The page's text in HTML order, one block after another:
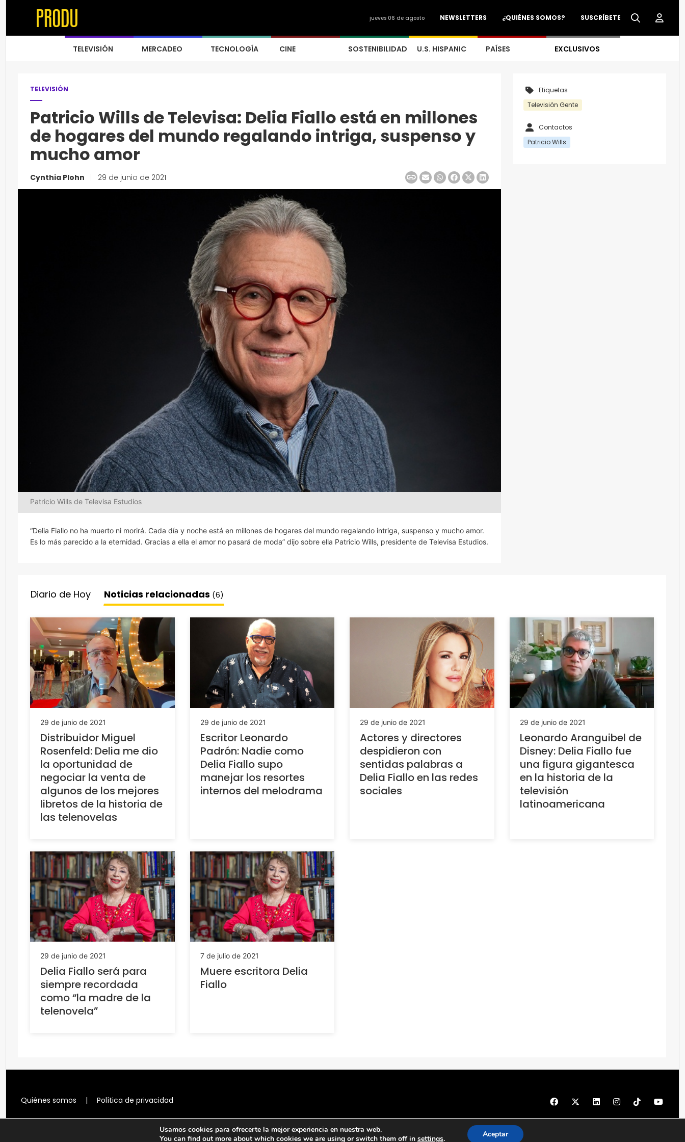
SUSCRÍBETE
¿QUIÉNES SOMOS?
NEWSLETTERS
jueves 06 de agosto
TELEVISIÓN MERCADEO TECNOLOGÍA CINE SOSTENIBILIDAD U.S. HISPANIC PAÍSES EXCLUSIVOS
TELEVISIÓN
Patricio Wills de Televisa: Delia Fiallo está en millones
de hogares del mundo regalando intriga, suspenso y
mucho amor
Cynthia Plohn 29 de junio de 2021
Patricio Wills de Televisa Estudios
“Delia Fiallo no ha muerto ni morirá. Cada día y noche está en millones de hogares del mundo regalando intriga, suspenso y mucho amor.
Es lo más parecido a la eternidad. Gracias a ella el amor no pasará de moda” dijo sobre ella Patricio Wills, presidente de Televisa Estudios.
Etiquetas
Televisión Gente
Contactos
Patricio Wills
Diario de Hoy Noticias relacionadas (6)
29 de junio de 2021
Distribuidor Miguel
Rosenfeld: Delia me dio
la oportunidad de
negociar la venta de
algunos de los mejores
libretos de la historia de
las telenovelas
29 de junio de 2021
Escritor Leonardo
Padrón: Nadie como
Delia Fiallo supo
manejar los resortes
internos del melodrama
29 de junio de 2021
Actores y directores
despidieron con
sentidas palabras a
Delia Fiallo en las redes
sociales
29 de junio de 2021
Leonardo Aranguibel de
Disney: Delia Fiallo fue
una figura gigantesca
en la historia de la
televisión
latinoamericana
29 de junio de 2021
Delia Fiallo será para
siempre recordada
como “la madre de la
telenovela”
7 de julio de 2021
Muere escritora Delia
Fiallo
Quiénes somos | Política de privacidad
© 1997 - 2026 PRODU - Todos los derechos reservados
Usamos cookies para ofrecerte la mejor experiencia en nuestra web.
You can find out more about which cookies we are using or switch them off in settings. Aceptar